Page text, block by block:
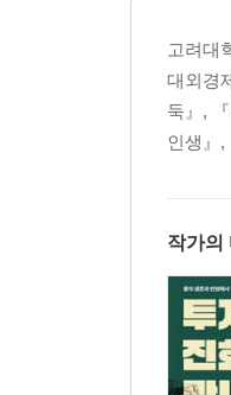
고려대
대외경
둑』,
인생』,
작가의